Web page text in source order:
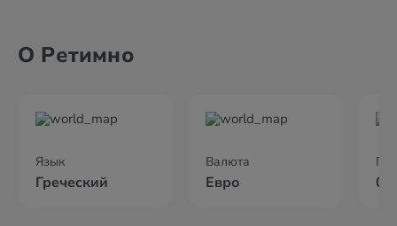
О Ретимно
Язык
Греческий
Валюта
Евро